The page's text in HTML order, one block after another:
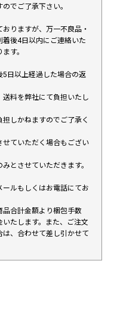
でご了承下さい。
りますが、万一不良品・
後4日以内にご連絡いた
す。
5日以上経過した場合の返
料を弊社にて負担いたし
しかねますのでご了承く
ていただく場合もござい
とさせていただきます。
ルもしくはお電話にてお
合計金額より梱包手数
たします。また、ご注文
、合わせて差し引かせて